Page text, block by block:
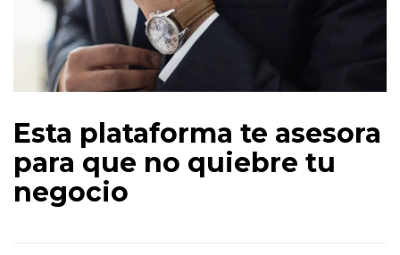
Esta plataforma te asesora
para que no quiebre tu
negocio